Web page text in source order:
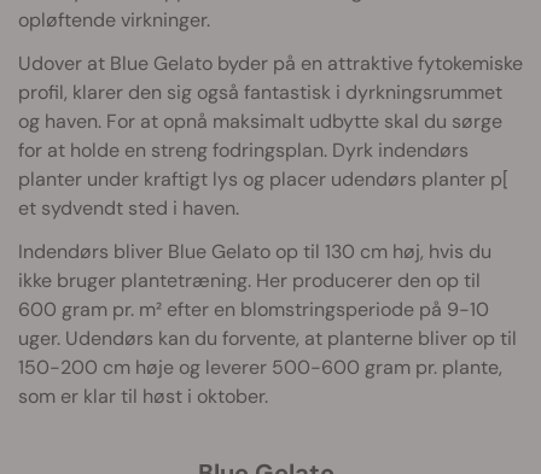
opløftende virkninger.
Udover at Blue Gelato byder på en attraktive fytokemiske
profil, klarer den sig også fantastisk i dyrkningsrummet
og haven. For at opnå maksimalt udbytte skal du sørge
for at holde en streng fodringsplan. Dyrk indendørs
planter under kraftigt lys og placer udendørs planter p[
et sydvendt sted i haven.
Indendørs bliver Blue Gelato op til 130 cm høj, hvis du
ikke bruger plantetræning. Her producerer den op til
600 gram pr. m² efter en blomstringsperiode på 9-10
uger. Udendørs kan du forvente, at planterne bliver op til
150-200 cm høje og leverer 500-600 gram pr. plante,
som er klar til høst i oktober.